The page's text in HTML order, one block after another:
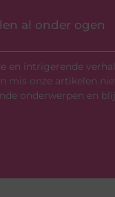
al onder ogen
en intrigerende
mis onze artikelen
onderwerpen en